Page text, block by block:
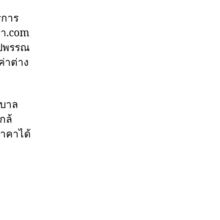
าร
.com
พรรณ
าต่าง
าล
ล้
คาได้